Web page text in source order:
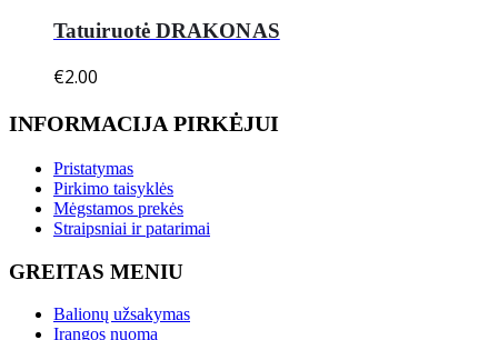
Tatuiruotė DRAKONAS
€2.00
INFORMACIJA PIRKĖJUI
Pristatymas
Pirkimo taisyklės
Mėgstamos prekės
Straipsniai ir patarimai
GREITAS MENIU
Balionų užsakymas
Įrangos nuoma